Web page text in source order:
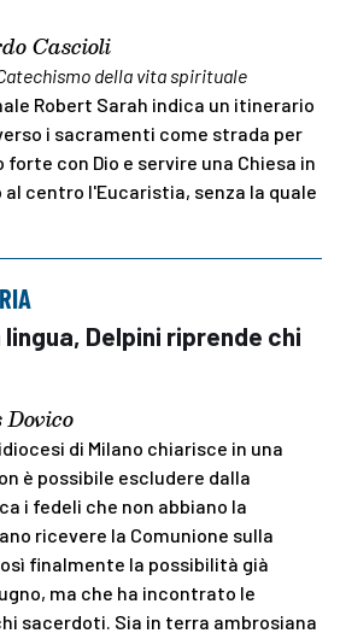
Cascioli
della vita spirituale
Robert Sarah indica un itinerario
i sacramenti come strada per
con Dio e servire una Chiesa in
al centro l'Eucaristia, senza la quale
lingua, Delpini riprende chi
Dovico
di Milano chiarisce in una
è possibile escludere dalla
i fedeli che non abbiano la
ricevere la Comunione sulla
finalmente la possibilità già
ma che ha incontrato le
sacerdoti. Sia in terra ambrosiana